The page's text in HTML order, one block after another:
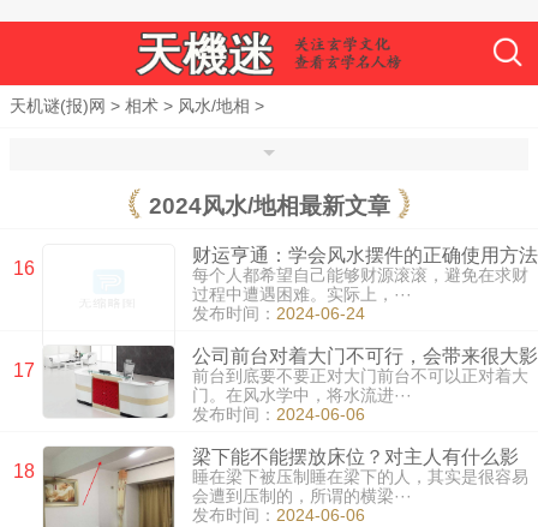
天机谜(报)网 > 相术 > 风水/地相 >
2024风水/地相最新文章
16
财运亨通：学会风水摆件的正确使用方法
每个人都希望自己能够财源滚滚，避免在求财
过程中遭遇困难。实际上，···
发布时间： 2024-06-24
17
公司前台对着大门不可行，会带来很大影
响！
前台到底要不要正对大门前台不可以正对着大
门。在风水学中，将水流进···
发布时间： 2024-06-06
18
梁下能不能摆放床位？对主人有什么影
响？
睡在梁下被压制睡在梁下的人，其实是很容易
会遭到压制的，所谓的横梁···
发布时间： 2024-06-06